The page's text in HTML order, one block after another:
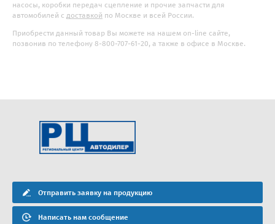
насосы, коробки передач сцепление и прочие запчасти для
автомобилей с доставкой по Москве и всей России.
Приобрести данный товар Вы можете на нашем on-line сайте,
позвонив по телефону 8-800-707-61-20, а также в офисе в Москве.
Отправить заявку на продукцию
Написать нам сообщение